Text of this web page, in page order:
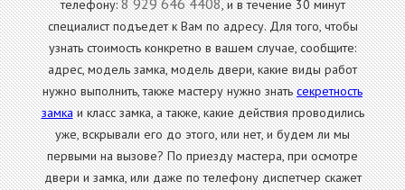
телефону:8 929 646 4408, и в течение 30 минут
специалист подъедет к Вам по адресу. Для того, чтобы
узнать стоимость конкретно в вашем случае, сообщите:
адрес, модель замка, модель двери, какие виды работ
нужно выполнить, также мастеру нужно знатьсекретность
замкаи класс замка, а также, какие действия проводились
уже, вскрывали его до этого, или нет, и будем ли мы
первыми на вызове? По приезду мастера, при осмотре
двери и замка, или даже по телефону диспетчер скажет